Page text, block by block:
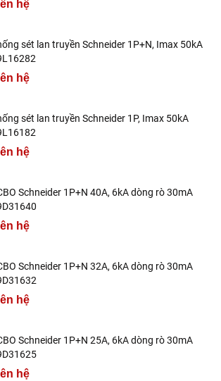
hệ
sét lan truyền Schneider 1P+N, Imax 50kA
hệ
sét lan truyền Schneider 1P, Imax 50kA
hệ
Schneider 1P+N 40A, 6kA dòng rò 30mA
hệ
Schneider 1P+N 32A, 6kA dòng rò 30mA
hệ
Schneider 1P+N 25A, 6kA dòng rò 30mA
hệ